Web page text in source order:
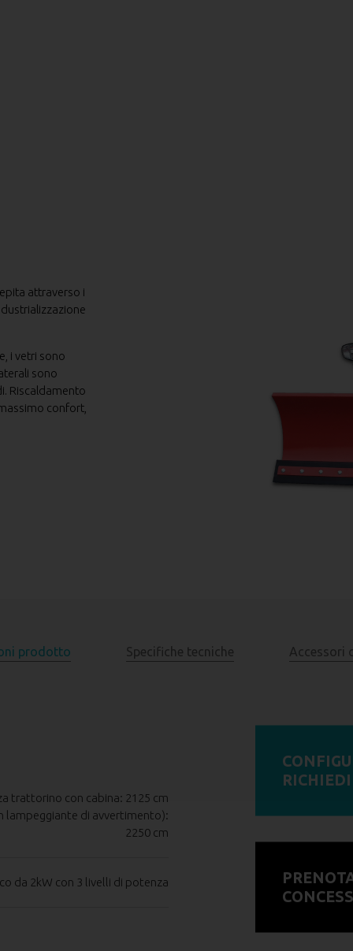
attraverso i
i vetri sono
sono
Riscaldamento
confort,
prodotto Specifiche tecniche Accessori
trattorino con cabina: 2125 cm
lampeggiante di avvertimento):
2250 cm
da 2kW con 3 livelli di potenza